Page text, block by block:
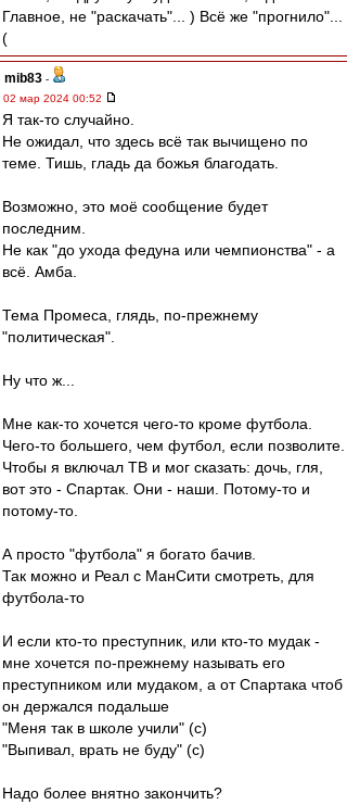
Главное, не "раскачать"... ) Всё же "прогнило"...
(
mib83 -
02 мар 2024 00:52
Я так-то случайно.
Не ожидал, что здесь всё так вычищено по
теме. Тишь, гладь да божья благодать.
Возможно, это моё сообщение будет
последним.
Не как "до ухода федуна или чемпионства" - а
всё. Амба.
Тема Промеса, глядь, по-прежнему
"политическая".
Ну что ж...
Мне как-то хочется чего-то кроме футбола.
Чего-то большего, чем футбол, если позволите.
Чтобы я включал ТВ и мог сказать: дочь, гля,
вот это - Спартак. Они - наши. Потому-то и
потому-то.
А просто "футбола" я богато бачив.
Так можно и Реал с МанСити смотреть, для
футбола-то
И если кто-то преступник, или кто-то мудак -
мне хочется по-прежнему называть его
преступником или мудаком, а от Спартака чтоб
он держался подальше
"Меня так в школе учили" (с)
"Выпивал, врать не буду" (с)
Надо более внятно закончить?